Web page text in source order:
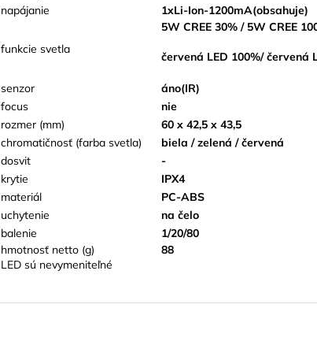
napájanie
1xLi-Ion-1200mA(obsahuje)
funkcie svetla
5W CREE 30% / 5W CREE
červená LED 100%/ červená
senzor
áno(IR)
focus
nie
rozmer (mm)
60 x 42,5 x 43,5
chromatičnosť (farba svetla)
biela / zelená / červená
dosvit
-
krytie
IPX4
materiál
PC-ABS
uchytenie
na čelo
balenie
1/20/80
hmotnosť netto (g)
88
LED sú nevymeniteľné